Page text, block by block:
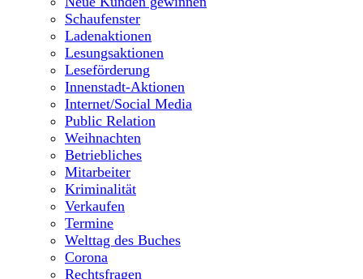
Schaufenster
Ladenaktionen
Lesungsaktionen
Leseförderung
Innenstadt-Aktionen
Internet/Social Media
Public Relation
Weihnachten
Betriebliches
Mitarbeiter
Kriminalität
Verkaufen
Termine
Welttag des Buches
Corona
Rechtsfragen